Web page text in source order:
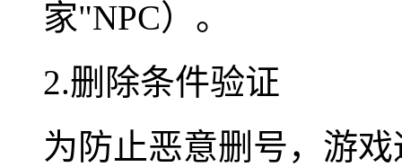
家"NPC）。
2.删除条件验证
为防止恶意删号，游